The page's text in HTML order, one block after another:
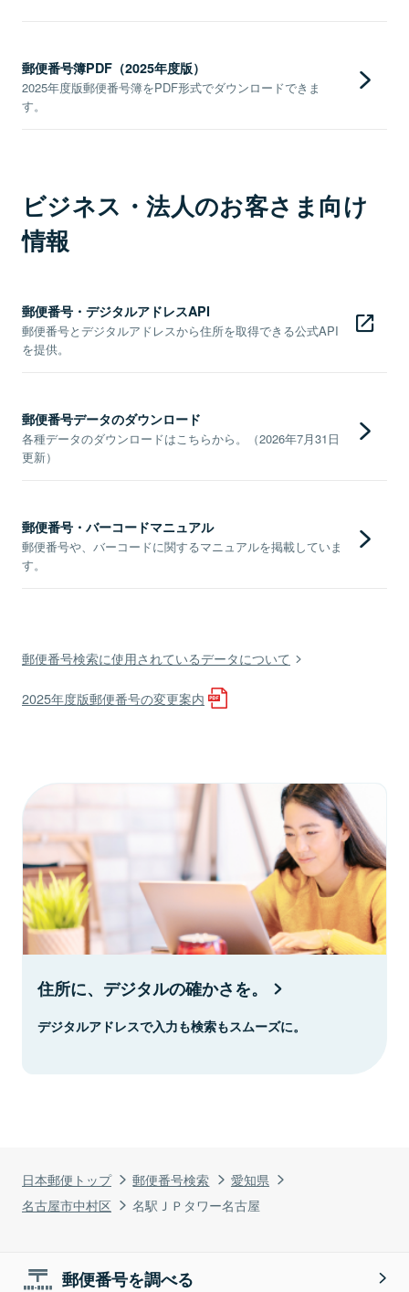
日本郵便トップ 郵便番号検索
愛知県
名古屋市中村区
名駅ＪＰタワー名古屋
郵便番号簿PDF（2025年度版）
2025年度版郵便番号簿をPDF形式でダウンロードできま
す。
ビジネス・法人のお客さま向け
情報
郵便番号・デジタルアドレスAPI
郵便番号とデジタルアドレスから住所を取得できる公式API
を提供。
郵便番号データのダウンロード
各種データのダウンロードはこちらから。（2026年7月31日
更新）
郵便番号・バーコードマニュアル
郵便番号や、バーコードに関するマニュアルを掲載していま
す。
郵便番号検索に使用されているデータについて
2025年度版郵便番号の変更案内
住所に、デジタルの確かさを。
デジタルアドレスで入力も検索もスムーズに。
郵便番号を調べる